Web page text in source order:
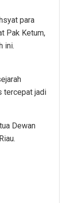
para
Pak Ketum,
ini.
tercepat jadi
Dewan